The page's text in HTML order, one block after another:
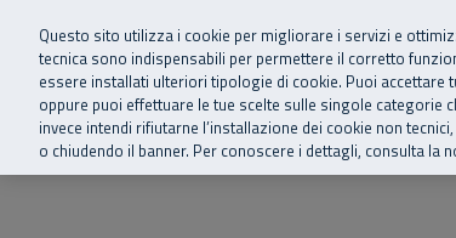
Vai al menu principale
Vai al contenuto principale
Vai al Footer
SuperAbile - il Contact Center Inail per il mondo
Home Chi siamo
Questo sito utilizza i cookie per migliorare i servizi e
tecnica sono indispensabili per permettere il corretto
essere installati ulteriori tipologie di cookie. Puoi accettare
oppure puoi effettuare le tue scelte sulle singole categorie
invece intendi rifiutarne l’installazione dei cookie non tecnici,
o chiudendo il banner. Per conoscere i dettagli, consulta la